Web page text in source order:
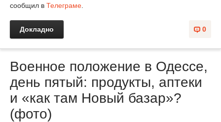
сообщил в Телеграме
0
Докладно
Военное положение в Одессе,
день пятый: продукты, аптеки
и «как там Новый базар»?
(фото)